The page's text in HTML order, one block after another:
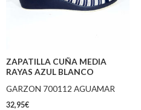
ZAPATILLA CUÑA MEDIA
RAYAS AZUL BLANCO
GARZON 700112 AGUAMAR
32,95€